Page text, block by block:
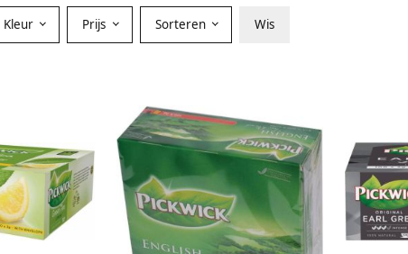
Kleur Prijs Sorteren Wis